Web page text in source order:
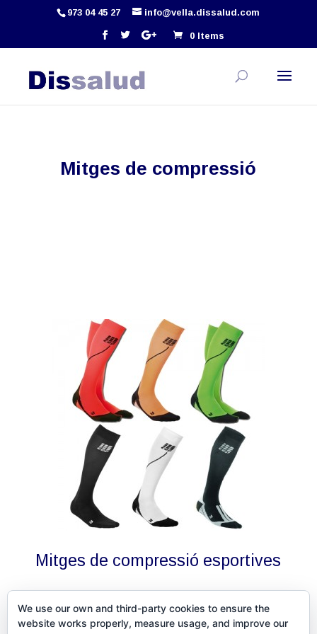
973 04 45 27 info@vella.dissalud.com
0 Items
Mitges de compressió
Mitges de compressió esportives
We use our own and third-party cookies to ensure the
website works properly, measure usage, and improve our